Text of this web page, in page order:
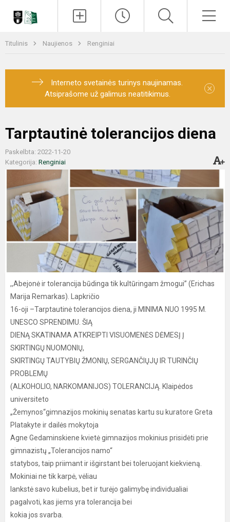
Titulinis Naujienos Renginiai
Interneto svetainės turinys naujinamas.
Atsiprašome už galimus neatitikimus.
×
Tarptautinė tolerancijos diena
Paskelbta: 2022-11-20
Kategorija: Renginiai
,,Abejonė ir tolerancija būdinga tik kultūringam žmogui” (Erichas
Marija Remarkas). Lapkričio
16-oji –Tarptautinė tolerancijos diena, ji MINIMA NUO 1995 M.
UNESCO SPRENDIMU. ŠIĄ
DIENĄ SKATINAMA ATKREIPTI VISUOMENĖS DĖMESĮ Į
SKIRTINGŲ NUOMONIŲ,
SKIRTINGŲ TAUTYBIŲ ŽMONIŲ, SERGANČIŲJŲ IR TURINČIŲ
PROBLEMŲ
(ALKOHOLIO, NARKOMANIJOS) TOLERANCIJĄ. Klaipėdos
universiteto
„Žemynos“gimnazijos mokinių senatas kartu su kuratore Greta
Platakyte ir dailės mokytoja
Agne Gedaminskiene kvietė gimnazijos mokinius prisidėti prie
gimnazistų „Tolerancijos namo“
statybos, taip priimant ir išgirstant bei toleruojant kiekvieną.
Mokiniai ne tik karpė, vėliau
lankstė savo kubelius, bet ir turėjo galimybę individualiai
pagalvoti, kas jiems yra tolerancija bei
kokia jos svarba.